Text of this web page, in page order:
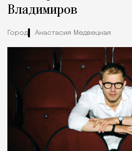
Владимиров
Город Анастасия Медвецкая